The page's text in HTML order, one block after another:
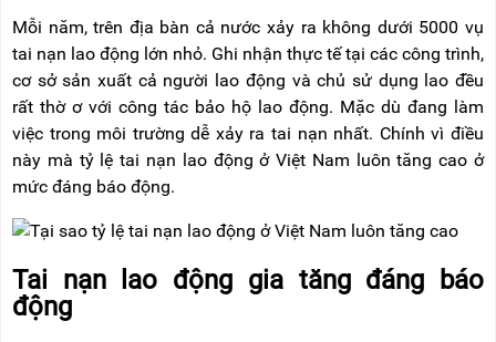
BỘ
THOÁT
HIỂM
ĐỘNG
XE
TAY
TIN
TỨC
THANG
GIA
ĐÌNH
THANG
NHÔM
GẤP
RÚT
LỒNG)
THANG
CÁCH
ĐIỆN
Mỗi năm, trên địa bàn cả nước xảy ra không dưới 5000 vụ
tai nạn lao động lớn nhỏ. Ghi nhận thực tế tại các công trình,
cơ sở sản xuất cả người lao động và chủ sử dụng lao đều
rất thờ ơ với công tác bảo hộ lao động. Mặc dù đang làm
việc trong môi trường dễ xảy ra tai nạn nhất. Chính vì điều
này mà tỷ lệ tai nạn lao động ở Việt Nam luôn tăng cao ở
mức đáng báo động.
Tai nạn lao động gia tăng đáng báo
động